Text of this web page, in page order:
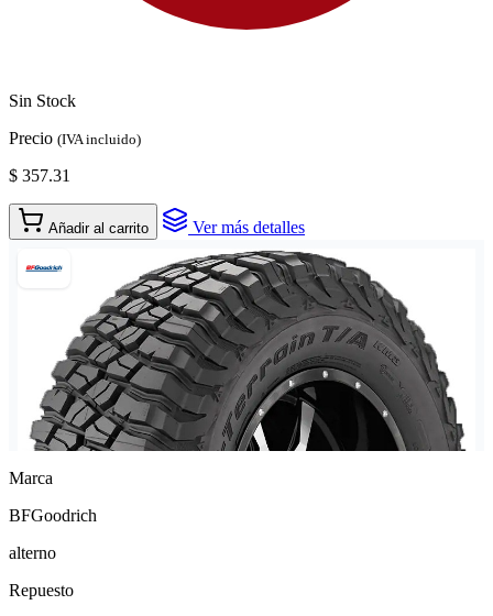
Sin Stock
Precio (IVA incluido)
$ 357.31
Añadir al carrito Ver más detalles
Marca
BFGoodrich
alterno
Repuesto